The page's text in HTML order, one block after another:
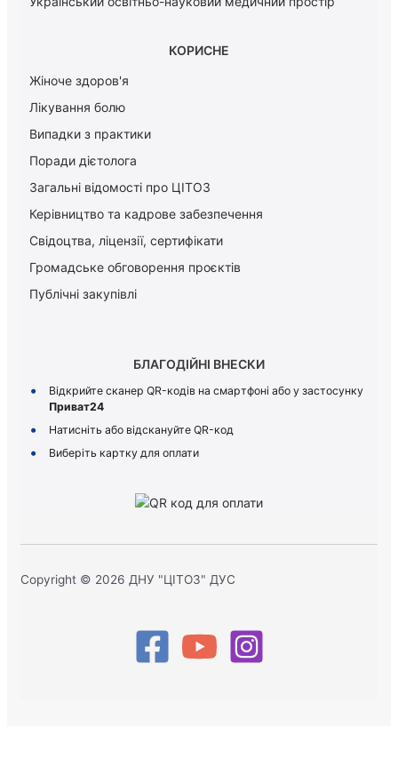
КОРИСНЕ
Жіноче здоров'я
Лікування болю
Випадки з практики
Поради дієтолога
Загальні відомості про ЦІТОЗ
Керiвництво та кадрове забезпечення
Свідоцтва, ліцензії, сертифікати
Громадське обговорення проєктів
Публічні закупівлі
БЛАГОДІЙНІ ВНЕСКИ
Відкрийте сканер QR-кодів на смартфоні або у застосунку
Приват24
Натисніть або відскануйте QR-код
Виберіть картку для оплати
Copyright © 2026 ДНУ "ЦІТОЗ" ДУС